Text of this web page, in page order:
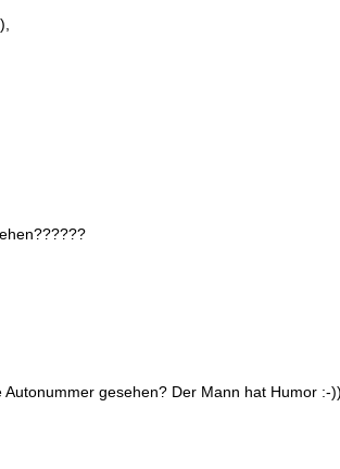
gesehen? Der Mann hat Humor :-